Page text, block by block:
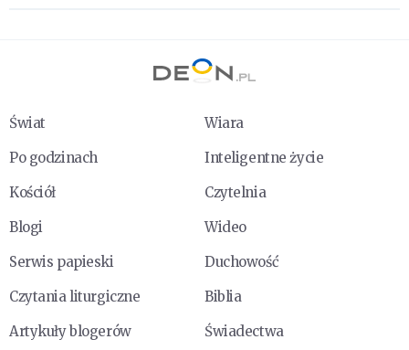
Świat
Wiara
Po godzinach
Inteligentne życie
Kościół
Czytelnia
Blogi
Wideo
Serwis papieski
Duchowość
Czytania liturgiczne
Biblia
Artykuły blogerów
Świadectwa